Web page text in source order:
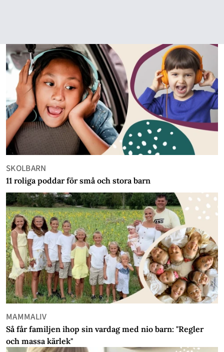
SKOLBARN
11 roliga poddar för små och stora barn
MAMMALIV
Så får familjen ihop sin vardag med nio barn: "Regler
och massa kärlek"